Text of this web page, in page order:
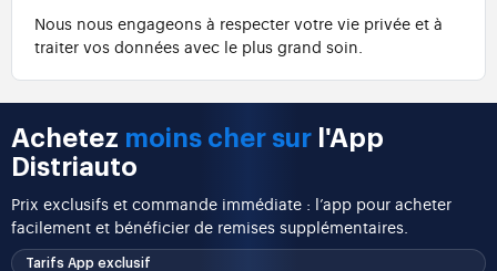
Nous nous engageons à respecter votre vie privée et à
traiter vos données avec le plus grand soin.
Achetez moins cher sur l'App
Distriauto
Prix exclusifs et commande immédiate : l’app pour acheter
facilement et bénéficier de remises supplémentaires.
Tarifs App exclusif